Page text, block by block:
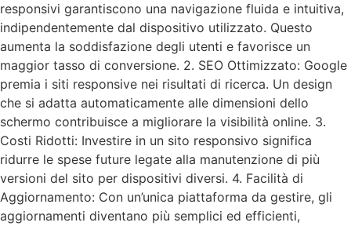
responsivi garantiscono una navigazione fluida e intuitiva,
indipendentemente dal dispositivo utilizzato. Questo
aumenta la soddisfazione degli utenti e favorisce un
maggior tasso di conversione. 2. SEO Ottimizzato: Google
premia i siti responsive nei risultati di ricerca. Un design
che si adatta automaticamente alle dimensioni dello
schermo contribuisce a migliorare la visibilità online. 3.
Costi Ridotti: Investire in un sito responsivo significa
ridurre le spese future legate alla manutenzione di più
versioni del sito per dispositivi diversi. 4. Facilità di
Aggiornamento: Con un’unica piattaforma da gestire, gli
aggiornamenti diventano più semplici ed efficienti,